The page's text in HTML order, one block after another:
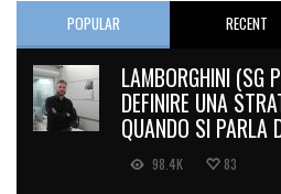
POPULAR RECENT
LAMBORGHINI (SG
DEFINIRE UNA
QUANDO SI PARLA
98.4K 83